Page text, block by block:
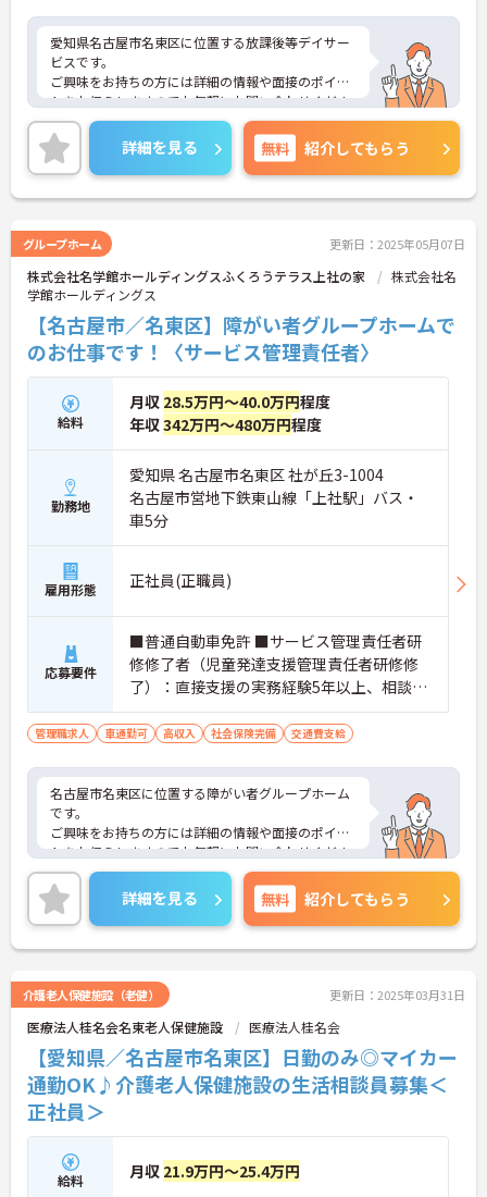
愛知県名古屋市名東区に位置する放課後等デイサー
ビスです。
ご興味をお持ちの方には詳細の情報や面接のポイン
トをお伝えしますのでお気軽にお問い合わせくださ
いませ。
詳細を見る 無料 紹介してもらう
グループホーム 更新日：2025年05月07日
株式会社名学館ホールディングスふくろうテラス上社の家
株式会社名
学館ホールディングス
【名古屋市／名東区】障がい者グループホームで
のお仕事です！〈サービス管理責任者〉
給料
月収 28.5万円～40.0万円程度
年収342万円～480万円程度
勤務地
愛知県 名古屋市名東区 社が丘3-1004
名古屋市営地下鉄東山線「上社駅」バス・
車5分
雇用形態 正社員(正職員)
応募要件
■普通自動車免許 ■サービス管理責任者研
修修了者（児童発達支援管理責任者研修修
了）：直接支援の実務経験5年以上、相談支
援の実務経験5年以上 ■介護職員初任者研修
課程修了、社会福祉主事任用資格、児童指
士、介護福祉士、介護福祉士実務者研修課
程修了
管理職求人 車通勤可 高収入 社会保険完備 交通費支給
名古屋市名東区に位置する障がい者グループホーム
です。
ご興味をお持ちの方には詳細の情報や面接のポイン
トをお伝えしますのでお気軽にお問い合わせくださ
いませ。
詳細を見る 無料 紹介してもらう
介護老人保健施設（老健） 更新日：2025年03月31日
医療法人桂名会名東老人保健施設 医療法人桂名会
【愛知県／名古屋市名東区】日勤のみ◎マイカー
通勤OK♪介護老人保健施設の生活相談員募集＜
正社員＞
給料 月収 21.9万円～25.4万円